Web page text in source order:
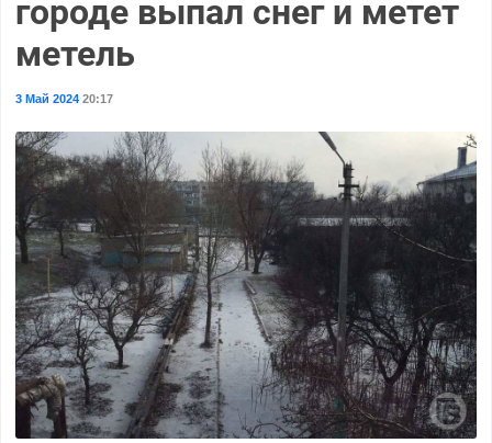
городе выпал снег и метет
метель
3 Май 202420:17